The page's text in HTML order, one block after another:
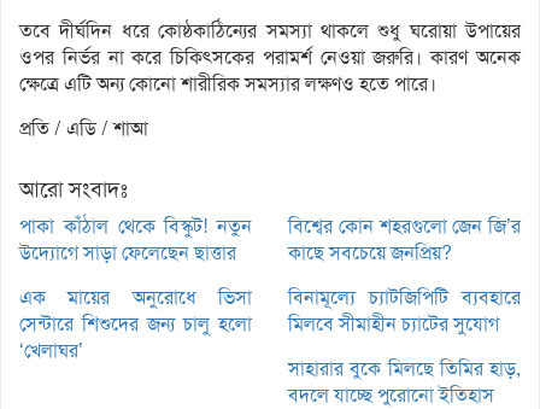
তবে দীর্ঘদিন ধরে কোষ্ঠকাঠিন্যের সমস্যা থাকলে শুধু ঘরোয়া উপায়ের
ওপর নির্ভর না করে চিকিৎসকের পরামর্শ নেওয়া জরুরি। কারণ অনেক
ক্ষেত্রে এটি অন্য কোনো শারীরিক সমস্যার লক্ষণও হতে পারে।
প্রতি / এডি / শাআ
আরো সংবাদঃ
পাকা কাঁঠাল থেকে বিস্কুট! নতুন
উদ্যোগে সাড়া ফেলেছেন ছাত্তার
বিশ্বের কোন শহরগুলো জেন জি’র
কাছে সবচেয়ে জনপ্রিয়?
এক মায়ের অনুরোধে ভিসা
সেন্টারে শিশুদের জন্য চালু হলো
‘খেলাঘর’
বিনামূল্যে চ্যাটজিপিটি ব্যবহারে
মিলবে সীমাহীন চ্যাটের সুযোগ
সাহারার বুকে মিলছে তিমির হাড়,
বদলে যাচ্ছে পুরোনো ইতিহাস